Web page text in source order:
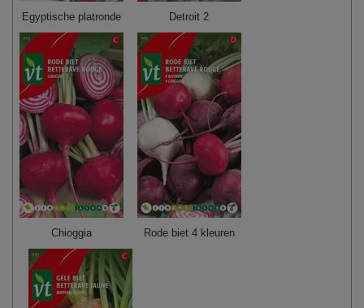
Egyptische platronde Detroit 2
Chioggia Rode biet 4 kleuren